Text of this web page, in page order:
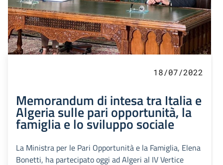
18/07/2022
Memorandum di intesa tra Italia e
Algeria sulle pari opportunità, la
famiglia e lo sviluppo sociale
La Ministra per le Pari Opportunità e la Famiglia, Elena
Bonetti, ha partecipato oggi ad Algeri al IV Vertice